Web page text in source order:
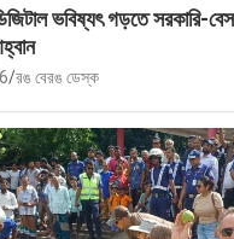
ভবিষ্যৎ গড়তে সরকারি-
রঙ বেরঙ ডেস্ক